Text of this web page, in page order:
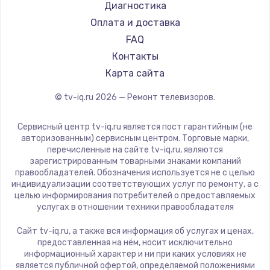
Замена видеокарты
1600 руб.
Заказать
Ремонт разъема питания
880 руб.
Заказать
Замена видеочипа
2745 руб.
Заказать
2600 руб.
Заказать
Hyundai
Doffler
Hiper
Grundig
HITACHI
Yandex
National
iFFALCON
Tuvio
Nord
BenQ
Диагностика
Оплата и доставка
FAQ
Контакты
Карта сайта
© tv-iq.ru 2026 — Ремонт телевизоров.
Сервисный центр tv-iq.ru является пост гарантийным (не
авторизованным) сервисным центром. Торговые марки,
перечисленные на сайте tv-iq.ru, являются
зарегистрированным товарными знаками компаний
правообладателей. Обозначения используется не с целью
индивидуализации соответствующих услуг по ремонту, а с
целью информирования потребителей о предоставляемых
услугах в отношении техники правообладателя
Сайт tv-iq.ru, а также вся информация об услугах и ценах,
предоставленная на нём, носит исключительно
информационный характер и ни при каких условиях не
является публичной офертой, определяемой положениями